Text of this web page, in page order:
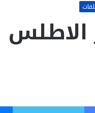
فيسبوك تويتر